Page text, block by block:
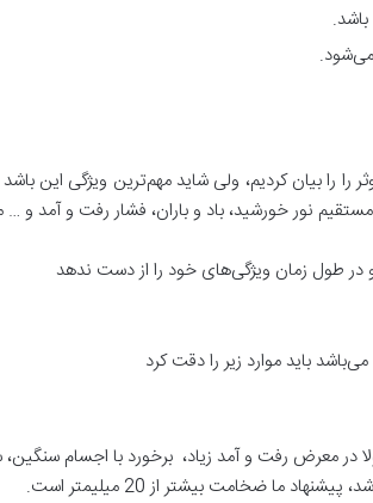
را را بیان کردیم، ولی شاید مهم‌ترین ویژگی
نور خورشید، باد و باران، فشار رفت و آمد و …
و در طول زمان ویژگی‌های خود را از دست ندهد
باید موارد زیر را دقت کرد
معرض رفت و آمد زیاد، برخورد با اجسام سنگین،
ما ضخامت بیشتر از 20 میلیمتر است.